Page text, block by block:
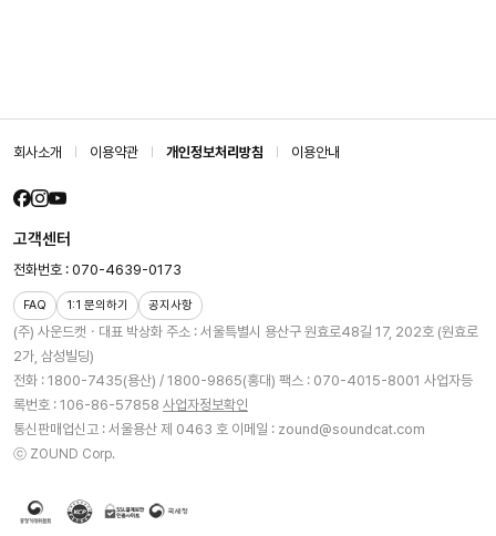
회사소개 이용약관 개인정보처리방침 이용안내
(주) 사운드캣ㆍ대표 박상화 주소 : 서울특별시 용산구 원효로48길 17, 202호 (원효로
2가, 삼성빌딩)
전화 : 1800-7435(용산) / 1800-9865(홍대) 팩스 : 070-4015-8001 사업자등
록번호 : 106-86-57858 사업자정보확인
통신판매업신고 : 서울용산 제 0463 호 이메일 : zound@soundcat.com
ⓒ ZOUND Corp.
고객센터
전화번호 : 070-4639-0173
FAQ 1:1 문의하기 공지사항